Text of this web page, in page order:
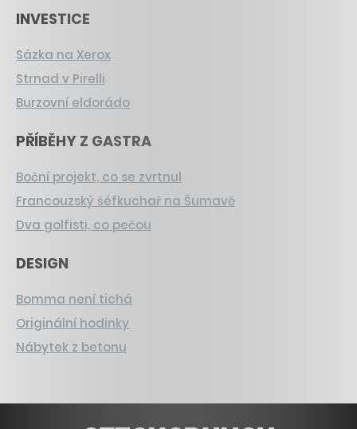
INVESTICE
Sázka na Xerox
Strnad v Pirelli
Burzovní eldorádo
PŘÍBĚHY Z GASTRA
Boční projekt, co se zvrtnul
Francouzský šéfkuchař na Šumavě
Dva golfisti, co pečou
DESIGN
Bomma není tichá
Originální hodinky
Nábytek z betonu